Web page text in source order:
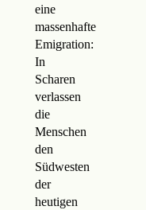
eine
massenhafte
Emigration:
In
Scharen
verlassen
die
Menschen
den
Südwesten
der
heutigen